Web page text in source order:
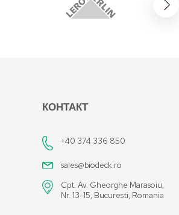
КОНТАКТ
+40 374 336 850
sales@biodeck.ro
Cpt. Av. Gheorghe Marasoiu,
Nr. 13-15, Bucuresti, Romania